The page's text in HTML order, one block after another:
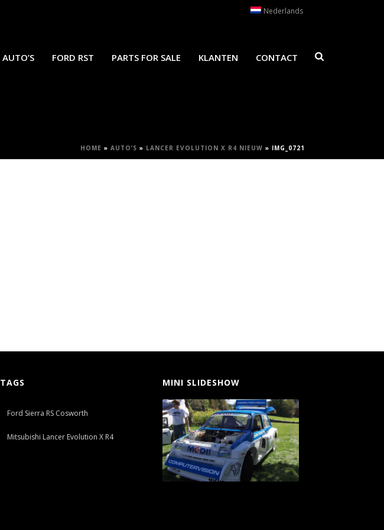
Nederlands
AUTO’S FORD RST PARTS FOR SALE KLANTEN CONTACT
HOME » AUTO’S » LANCER EVOLUTION X R4 NIEUW » IMG_0721
TAGS
Ford Sierra RS Cosworth
Mitsubishi Lancer Evolution X R4
MINI SLIDESHOW